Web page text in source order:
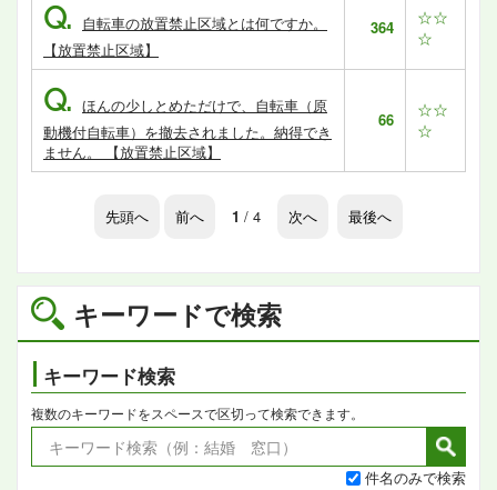
キーワードで検索
キーワード検索
複数のキーワードをスペースで区切って検索できます。
件名のみで検索
Q. 自転車の放置禁止区域とは何ですか。
【放置禁止区域】
364
☆☆
☆
Q. ほんの少しとめただけで、自転車（原
動機付自転車）を撤去されました。納得でき
ません。 【放置禁止区域】
66
☆☆
☆
先頭へ 前へ 1 / 4 次へ 最後へ